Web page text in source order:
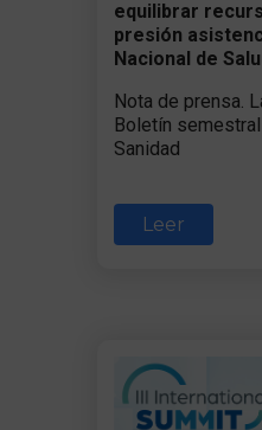
equilibrar
presión
Nacional de
Nota de prensa.
Boletín
Sanidad
Leer